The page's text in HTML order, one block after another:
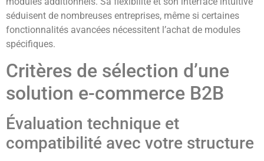
séduisent de nombreuses entreprises, même si certaines
fonctionnalités avancées nécessitent l’achat de modules
spécifiques.
Critères de sélection d’une
solution e-commerce B2B
Évaluation technique et
compatibilité avec votre structure